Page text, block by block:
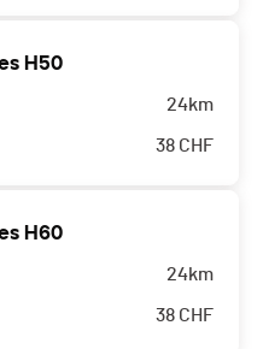
H50
24km
38 CHF
H60
24km
38 CHF